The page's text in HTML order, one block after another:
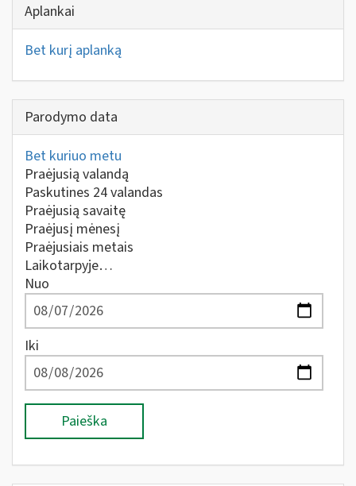
Aplankai
Bet kurį aplanką
Parodymo data
Bet kuriuo metu
Praėjusią valandą
Paskutines 24 valandas
Praėjusią savaitę
Praėjusį mėnesį
Praėjusiais metais
Laikotarpyje…
Nuo
Iki
Paieška